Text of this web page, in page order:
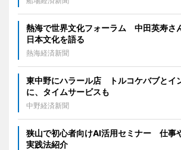
熱海で世界文化フォーラム 中田英寿さ
日本文化を語る
熱海経済新聞
東中野にハラール店 トルコケバブとイ
に、タイムサービスも
中野経済新聞
狭山で初心者向けAI活用セミナー 仕事
実践法紹介